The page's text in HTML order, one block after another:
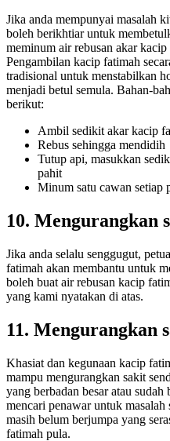
Jika anda mempunyai masalah
boleh berikhtiar untuk
meminum air rebusan akar
Pengambilan kacip fatimah
tradisional untuk menstabilkan
menjadi betul semula. Bahan-
berikut:
Ambil sedikit akar kacip
Rebus sehingga mendidih
Tutup api, masukkan
pahit
Minum satu cawan setiap
10. Mengurangkan
Jika anda selalu senggugut,
fatimah akan membantu untuk
boleh buat air rebusan kacip
yang kami nyatakan di atas.
11. Mengurangkan
Khasiat dan kegunaan kacip
mampu mengurangkan sakit
yang berbadan besar atau
mencari penawar untuk
masih belum berjumpa yang
fatimah pula.